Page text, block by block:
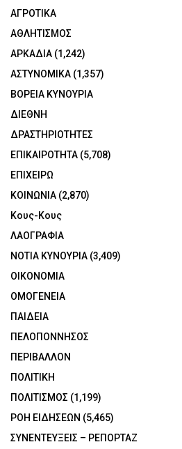
ΑΓΡΟΤΙΚΑ
ΑΘΛΗΤΙΣΜΟΣ
ΑΡΚΑΔΙΑ (1,242)
ΑΣΤΥΝΟΜΙΚΑ (1,357)
ΒΟΡΕΙΑ ΚΥΝΟΥΡΙΑ
ΔΙΕΘΝΗ
ΔΡΑΣΤΗΡΙΟΤΗΤΕΣ
ΕΠΙΚΑΙΡΟΤΗΤΑ (5,708)
ΕΠΙΧΕΙΡΩ
ΚΟΙΝΩΝΙΑ (2,870)
Κους-Κους
ΛΑΟΓΡΑΦΙΑ
ΝΟΤΙΑ ΚΥΝΟΥΡΙΑ (3,409)
ΟΙΚΟΝΟΜΙΑ
ΟΜΟΓΕΝΕΙΑ
ΠΑΙΔΕΙΑ
ΠΕΛΟΠΟΝΝΗΣΟΣ
ΠΕΡΙΒΑΛΛΟΝ
ΠΟΛΙΤΙΚΗ
ΠΟΛΙΤΙΣΜΟΣ (1,199)
ΡΟΗ ΕΙΔΗΣΕΩΝ (5,465)
ΣΥΝΕΝΤΕΥΞΕΙΣ – ΡΕΠΟΡΤΑΖ